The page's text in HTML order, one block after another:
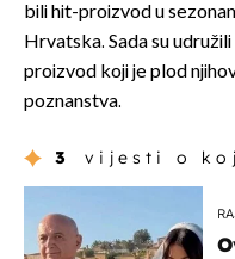
bili hit-proizvod u
Hrvatska. Sada su
proizvod koji je plod
poznanstva.
3 vijesti o